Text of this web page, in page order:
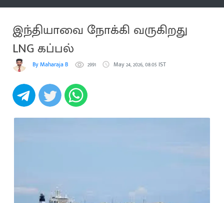
இந்தியாவை நோக்கி வருகிறது
LNG கப்பல்
By Maharaja B 2991 May 24, 2026, 08:05 IST